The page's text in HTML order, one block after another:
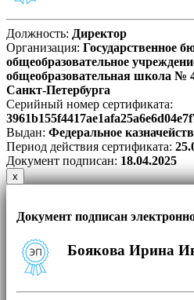
Должность: Директор
Организация: Государственное
общеобразовательное
общеобразовательная школа №
Санкт-Петербурга
Серийный номер сертификата:
Выдан: Федеральное
Период действия сертификата:
Документ подписан: 18.04.2025
х
Документ подписан
Боякова Ирина